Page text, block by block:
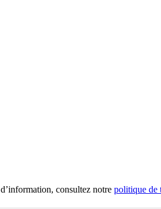
consultez notre politique de